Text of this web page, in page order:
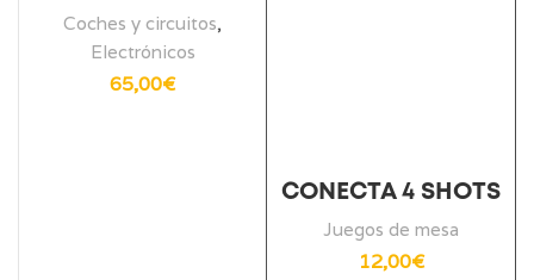
Coches y circuitos,
Electrónicos
65,00€
CONECTA 4 SHOTS
Juegos de mesa
12,00€